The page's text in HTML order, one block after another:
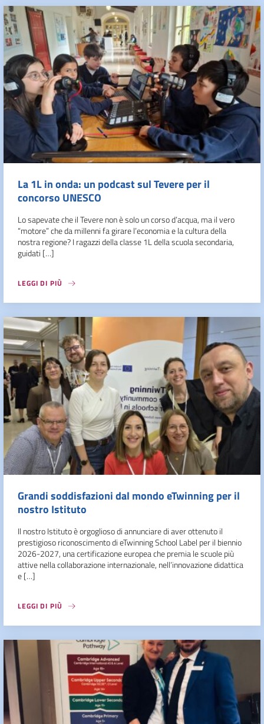
La 1L in onda: un podcast sul Tevere per il
concorso UNESCO
Lo sapevate che il Tevere non è solo un corso d’acqua, ma il vero
“motore” che da millenni fa girare l’economia e la cultura della
nostra regione? I ragazzi della classe 1L della scuola secondaria,
guidati […]
LEGGI DI PIÙ
Grandi soddisfazioni dal mondo eTwinning per il
nostro Istituto
Il nostro Istituto è orgoglioso di annunciare di aver ottenuto il
prestigioso riconoscimento di eTwinning School Label per il biennio
2026-2027, una certificazione europea che premia le scuole più
attive nella collaborazione internazionale, nell’innovazione didattica
e […]
LEGGI DI PIÙ